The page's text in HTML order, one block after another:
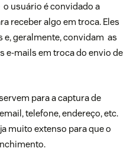
o usuário é convidado a
receber algo em troca. Eles
geralmente, convidam as
e-mails em troca do envio de
para a captura de
telefone, endereço, etc.
muito extenso para que o